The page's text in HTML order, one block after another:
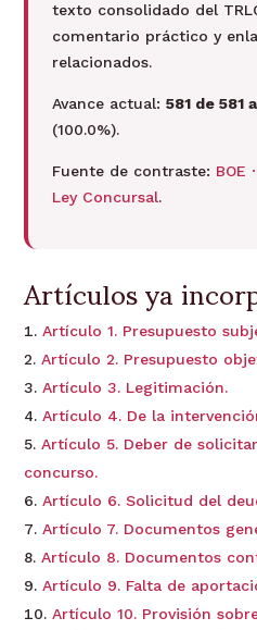
texto consolidado del
comentario práctico y
relacionados.
Avance actual: 581 de 581
(100.0%).
Fuente de contraste: BOE
Ley Concursal.
Artículos ya
Artículo 1. Presupuesto
Artículo 2. Presupuesto
Artículo 3. Legitimación.
Artículo 4. De la
Artículo 5. Deber de
concurso.
Artículo 6. Solicitud del
Artículo 7. Documentos
Artículo 8. Documentos
Artículo 9. Falta de
Artículo 10. Provisión